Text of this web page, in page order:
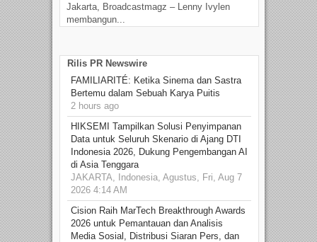
Jakarta, Broadcastmagz – Lenny Ivylen
membangun...
Rilis PR Newswire
FAMILIARITÉ: Ketika Sinema dan Sastra
Bertemu dalam Sebuah Karya Puitis
2 hours ago
HIKSEMI Tampilkan Solusi Penyimpanan
Data untuk Seluruh Skenario di Ajang DTI
Indonesia 2026, Dukung Pengembangan AI
di Asia Tenggara
JAKARTA, Indonesia, Agustus, Fri, Aug 7
2026 4:14 AM
Cision Raih MarTech Breakthrough Awards
2026 untuk Pemantauan dan Analisis
Media Sosial, Distribusi Siaran Pers, dan